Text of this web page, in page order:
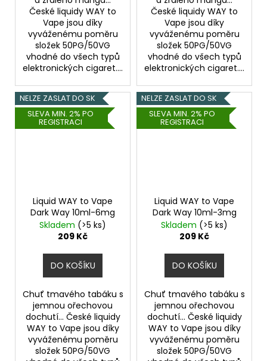
České liquidy WAY to
Vape jsou díky
vyváženému poměru
složek 50PG/50VG
vhodné do všech typů
elektronických cigaret....
České liquidy WAY to
Vape jsou díky
vyváženému poměru
složek 50PG/50VG
vhodné do všech typů
elektronických cigaret....
NELZE ZASLAT DO SK
SLEVA MIN. 2% PO
REGISTRACI
Liquid WAY to Vape
Dark Way 10ml-6mg
Skladem (>5 ks)
209 Kč
DO KOŠÍKU
Chuť tmavého tabáku s
jemnou ořechovou
dochutí... České liquidy
WAY to Vape jsou díky
vyváženému poměru
složek 50PG/50VG
NELZE ZASLAT DO SK
SLEVA MIN. 2% PO
REGISTRACI
Liquid WAY to Vape
Dark Way 10ml-3mg
Skladem (>5 ks)
209 Kč
DO KOŠÍKU
Chuť tmavého tabáku s
jemnou ořechovou
dochutí... České liquidy
WAY to Vape jsou díky
vyváženému poměru
složek 50PG/50VG